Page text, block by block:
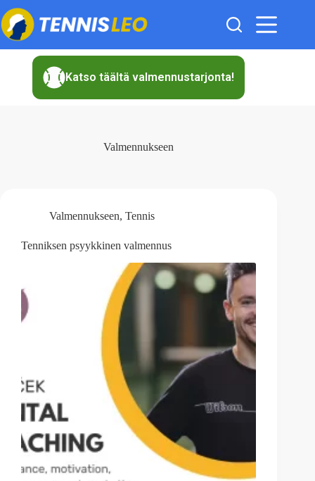
Skip
to
content
Katso täältä valmennustarjonta!
Valmennukseen
Valmennukseen, Tennis
Tenniksen psyykkinen valmennus